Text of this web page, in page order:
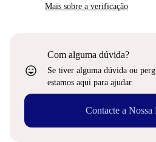
Mais sobre a verificação
sentiment_very_satisfied
Com alguma dúvida?
Se tiver alguma dúvida ou
estamos aqui para ajudar.
Contacte a Nossa